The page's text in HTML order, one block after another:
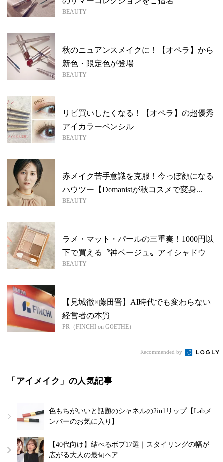
BEAUTY
秋のニュアンスメイクに！【オペラ】から
新色・限定色が登場
BEAUTY
リピ買いしたくなる！【オペラ】の超優秀
アイカラーペンシル
BEAUTY
赤メイク苦手意識を克服！今っぽ顔になる
ハウツー【Domanistが秋コスメで変身...
BEAUTY
ラメ・マット・パールの三重奏！1000円以
下で買える〝神ベージュ〟アイシャドウ
BEAUTY
【見城徹×藤田晋】AI時代でも変わらない
経営者の本質
PR（FINCHI on GOETHE）
Recommended by
「アイメイク」の人気記事
色もちがいいと話題のシャネルの2in1リップ【Labメ
ンバーのお気に入り】
【40代向け】結べるボブ17選｜スタイリングの幅が
広がる大人の最旬ヘア